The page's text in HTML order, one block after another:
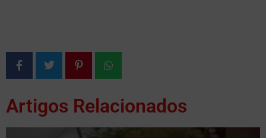
Artigos Relacionados